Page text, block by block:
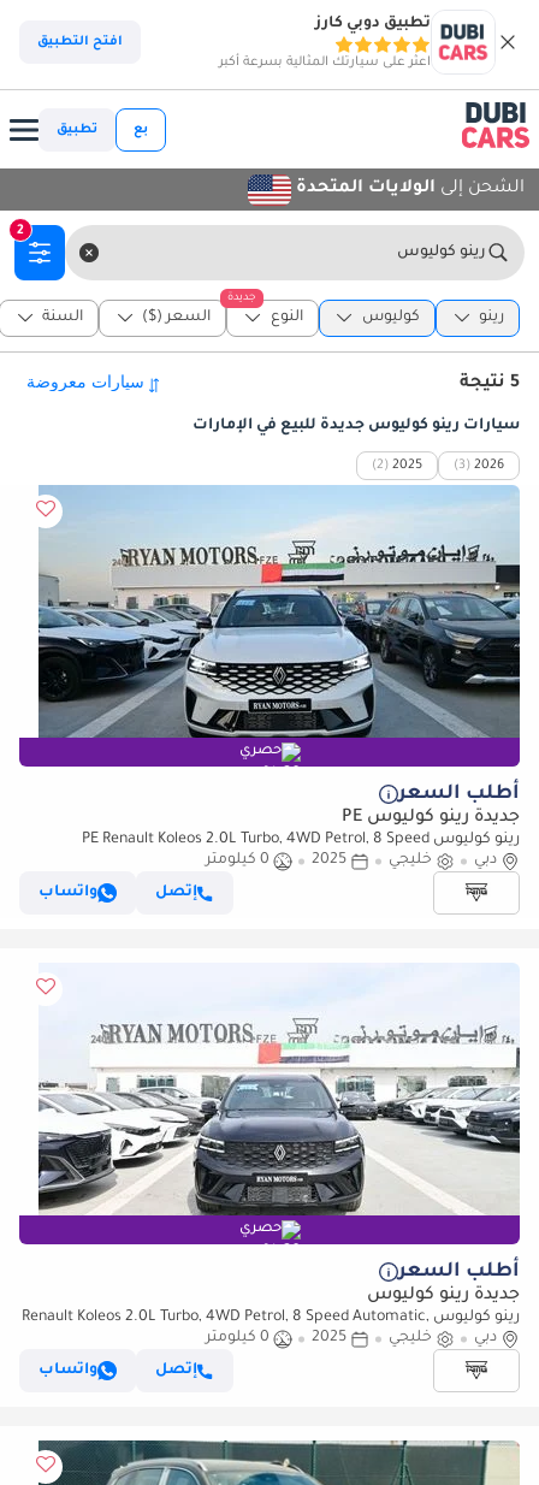
تطبيق دوبي كارز
اعثر على سيارتك المثالية بسرعة أكبر
افتح التطبيق
بع تطبيق
الشحن إلى الولايات المتحدة
رينو كوليوس
2
رينو كوليوس
جديدة
النوع السعر ($) السنة
5 نتيجة
سيارات رينو كوليوس جديدة للبيع في الإمارات
2026
(3)
2025
(2)
حصري
أطلب السعر
جديدة رينو كوليوس PE
رينو كوليوس PE Renault Koleos 2.0L Turbo, 4WD Petrol, 8 Speed
Automatic, Model 2025
دبي خليجي 2025
0 كيلومتر
إتصل
واتساب
حصري
أطلب السعر
جديدة رينو كوليوس
رينو كوليوس Renault Koleos 2.0L Turbo, 4WD Petrol, 8 Speed Automatic,
Model 2025 Color Black
دبي خليجي 2025
0 كيلومتر
إتصل
واتساب